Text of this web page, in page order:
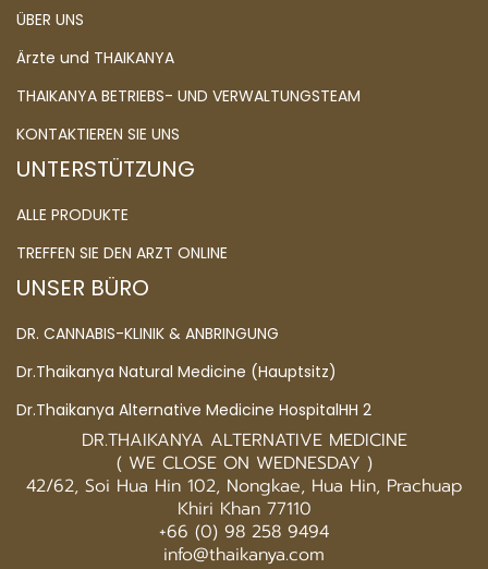
ÜBER UNS
Ärzte und THAIKANYA
THAIKANYA BETRIEBS- UND VERWALTUNGSTEAM
KONTAKTIEREN SIE UNS
UNTERSTÜTZUNG
ALLE PRODUKTE
TREFFEN SIE DEN ARZT ONLINE
UNSER BÜRO
DR. CANNABIS-KLINIK & ANBRINGUNG
Dr.Thaikanya Natural Medicine (Hauptsitz)
Dr.Thaikanya Alternative Medicine HospitalHH 2
DR.THAIKANYA ALTERNATIVE MEDICINE
( WE CLOSE ON WEDNESDAY )
42/62, Soi Hua Hin 102, Nongkae, Hua Hin, Prachuap
Khiri Khan 77110
+66 (0) 98 258 9494
info@thaikanya.com